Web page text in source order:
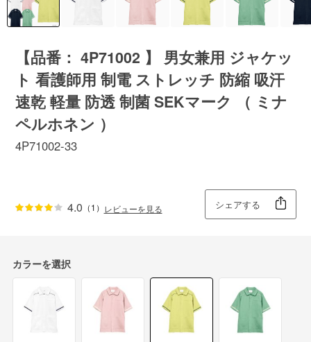
【品番： 4P71002 】 男女兼用 ジャケッ
ト 看護師用 制電 ストレッチ 防縮 吸汗
速乾 軽量 防透 制菌 SEKマーク （ ミナ
ペルホネン ）
4P71002-33
4.0 （1） レビューを見る シェアする
カラーを選択